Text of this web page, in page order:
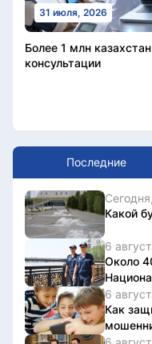
31 июля, 2026
Более 1 млн
консультации
Последние
Какой
6
Около
6
Как